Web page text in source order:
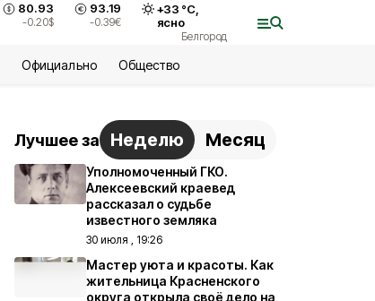
80.93
-0.20$
93.19
-0.39€
+33 °С,
ясно
Белгород
Официально Общество
Лучшее за Неделю Месяц
Уполномоченный ГКО.
Алексеевский краевед
рассказал о судьбе
известного земляка
30 июля , 19:26
Мастер уюта и красоты. Как
жительница Красненского
округа открыла своё дело на